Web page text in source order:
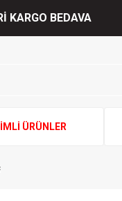
KARGO BEDAVA
ÜRÜNLER